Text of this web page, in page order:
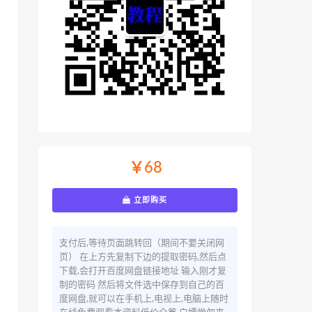
￥68
立即购买
支付后,等待页面跳转回（期间不要关闭网
页） 在上方先复制下边的提取密码,然后点
下载,会打开百度网盘链接地址 输入刚才复
制的密码 然后将文件选中保存到自己的百
度网盘,就可以在手机上,电视上,电脑上随时